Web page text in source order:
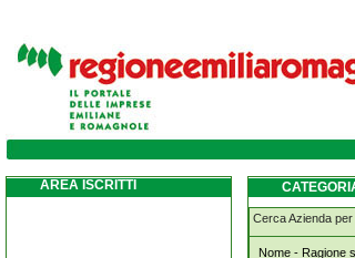
estrazione-di-ghiaia-e-sabbia
AREA ISCRITTI
Cerca Azienda
Nome - Ragione